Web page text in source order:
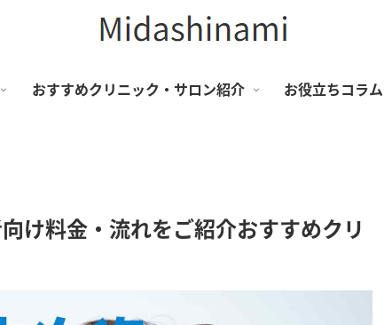
おすすめクリニック・サロン紹介 お役立ちコラム
け料金・流れをご紹介おすすめクリ